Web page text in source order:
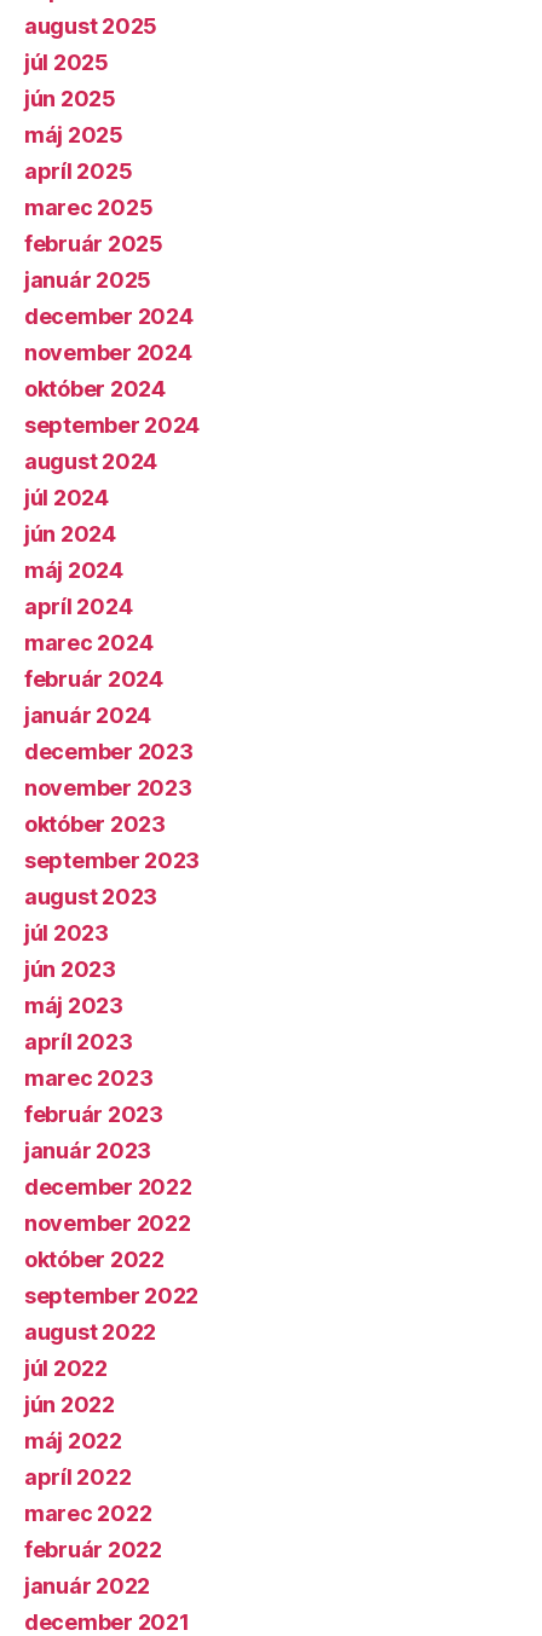
august 2025
júl 2025
jún 2025
máj 2025
apríl 2025
marec 2025
február 2025
január 2025
december 2024
november 2024
október 2024
september 2024
august 2024
júl 2024
jún 2024
máj 2024
apríl 2024
marec 2024
február 2024
január 2024
december 2023
november 2023
október 2023
september 2023
august 2023
júl 2023
jún 2023
máj 2023
apríl 2023
marec 2023
február 2023
január 2023
december 2022
november 2022
október 2022
september 2022
august 2022
júl 2022
jún 2022
máj 2022
apríl 2022
marec 2022
február 2022
január 2022
december 2021